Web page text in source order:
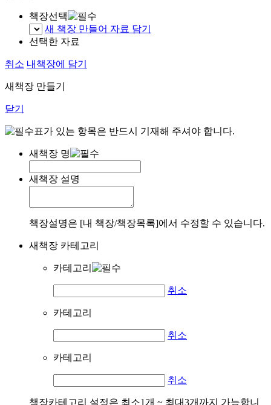
책장선택
새 책장 만들어 자료 담기
선택한 자료
취소 내책장에 담기
새책장 만들기
닫기
표가 있는 항목은 반드시 기재해 주셔야 합니다.
새책장 명
새책장 설명
책장설명은 [내 책장/책장목록]에서 수정할 수 있습니다.
새책장 카테고리
카테고리
취소
카테고리
취소
카테고리
취소
책장카테고리 설정은 최소1개 ~ 최대3개까지 가능합니